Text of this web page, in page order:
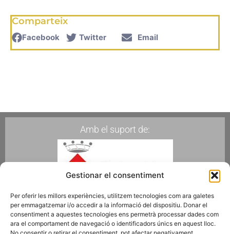
Gestionar el consentiment
Per oferir les millors experiències, utilitzem tecnologies com ara galetes
per emmagatzemar i/o accedir a la informació del dispositiu. Donar el
consentiment a aquestes tecnologies ens permetrà processar dades com
ara el comportament de navegació o identificadors únics en aquest lloc.
Comparteix
Facebook Twitter Email
Amb el suport de:
Membres de: